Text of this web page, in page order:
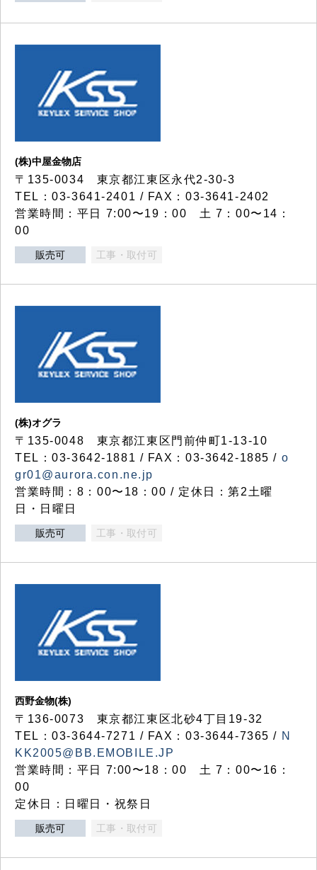
(株)中屋金物店
〒135-0034 東京都江東区永代2-30-3
TEL：03-3641-2401 / FAX：03-3641-2402
営業時間：平日 7:00〜19：00 土 7：00〜14：
00
販売可 工事・取付可
(株)オグラ
〒135-0048 東京都江東区門前仲町1-13-10
TEL：03-3642-1881 / FAX：03-3642-1885 / o
gr01@aurora.con.ne.jp
営業時間：8：00〜18：00 / 定休日：第2土曜
日・日曜日
販売可 工事・取付可
西野金物(株)
〒136-0073 東京都江東区北砂4丁目19-32
TEL：03‐3644‐7271 / FAX：03-3644-7365 / N
KK2005@BB.EMOBILE.JP
営業時間：平日 7:00〜18：00 土 7：00〜16：
00
定休日：日曜日・祝祭日
販売可 工事・取付可